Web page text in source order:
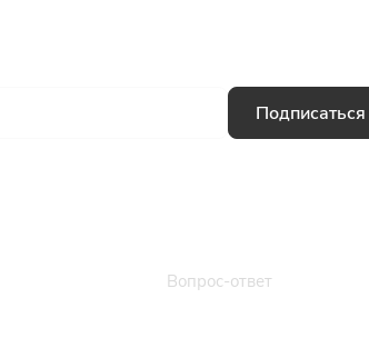
Подписаться
Вопрос-ответ